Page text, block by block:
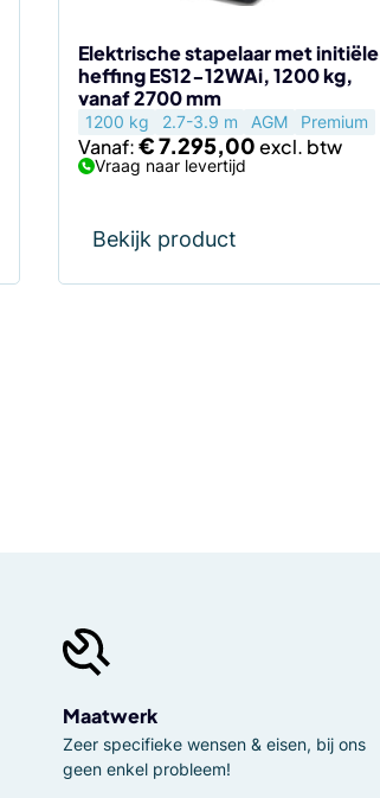
Elektrische stapelaar met initiële
heffing ES12-12WAi, 1200 kg,
vanaf 2700 mm
1200 kg 2.7-3.9 m AGM Premium
Vanaf:€7.295,00
Vraag naar levertijd
Bekijk product
de
productpagina
Maatwerk
Zeer specifieke wensen & eisen, bij ons
geen enkel probleem!